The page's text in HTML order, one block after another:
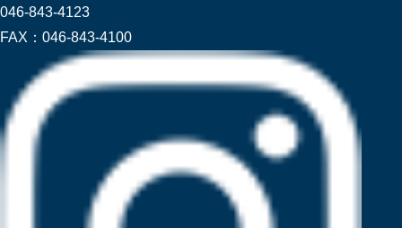
046-843-4123
FAX： 046-843-4100